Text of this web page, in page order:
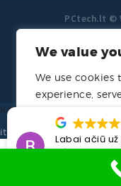
We value
We use cookies
experience,
consent to our
PCtech.lt ©
Kaune,
Kompiuteriu remontas
it prieziura
Labai ačiū
bėdai.